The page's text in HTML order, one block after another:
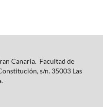
Canaria. Facultad de
s/n. 35003 Las